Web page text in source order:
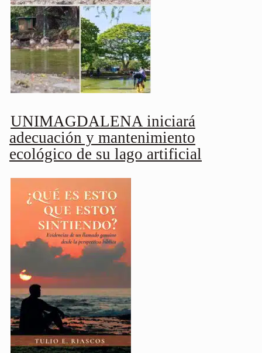
UNIMAGDALENA iniciará
adecuación y mantenimiento
ecológico de su lago artificial